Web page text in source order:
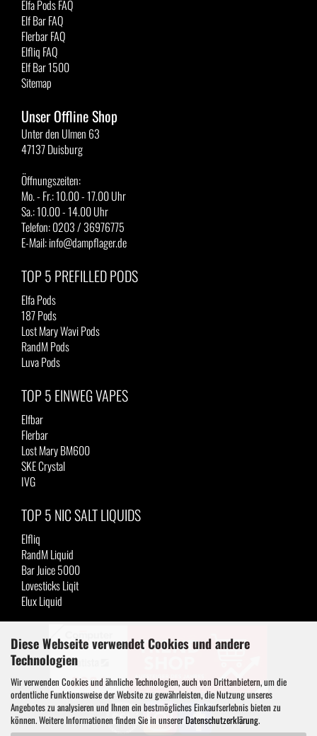
Diese Webseite verwendet Cookies und andere
Technologien
Wir verwenden Cookies und ähnliche Technologien, auch von Drittanbietern, um die
ordentliche Funktionsweise der Website zu gewährleisten, die Nutzung unseres
Angebotes zu analysieren und Ihnen ein bestmögliches Einkaufserlebnis bieten zu
können. Weitere Informationen finden Sie in unsererDatenschutzerklärung.
Elfa Pods FAQ
Elf Bar FAQ
Flerbar FAQ
Elfliq FAQ
Elf Bar 1500
Sitemap
Unser Offline Shop
Unter den Ulmen 63
47137 Duisburg
Öffnungszeiten:
Mo. - Fr.: 10.00 - 17.00 Uhr
Sa.: 10.00 - 14.00 Uhr
Telefon: 0203 / 36976775
E-Mail: info@dampflager.de
TOP 5 PREFILLED PODS
Elfa Pods
187 Pods
Lost Mary Wavi Pods
RandM Pods
Luva Pods
TOP 5 EINWEG VAPES
Elfbar
Flerbar
Lost Mary BM600
SKE Crystal
IVG
TOP 5 NIC SALT LIQUIDS
Elfliq
RandM Liquid
Bar Juice 5000
Lovesticks Liqit
Elux Liquid